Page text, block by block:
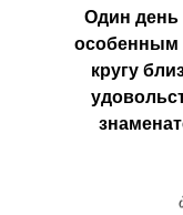
Один день
особенным
кругу